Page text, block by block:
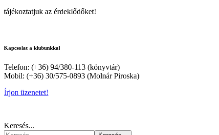
tájékoztatjuk az érdeklődőket!
Kapcsolat a klubunkkal
Telefon: (+36) 94/380-113 (könyvtár)
Mobil: (+36) 30/575-0893 (Molnár Piroska)
Írjon üzenetet!
Keresés...